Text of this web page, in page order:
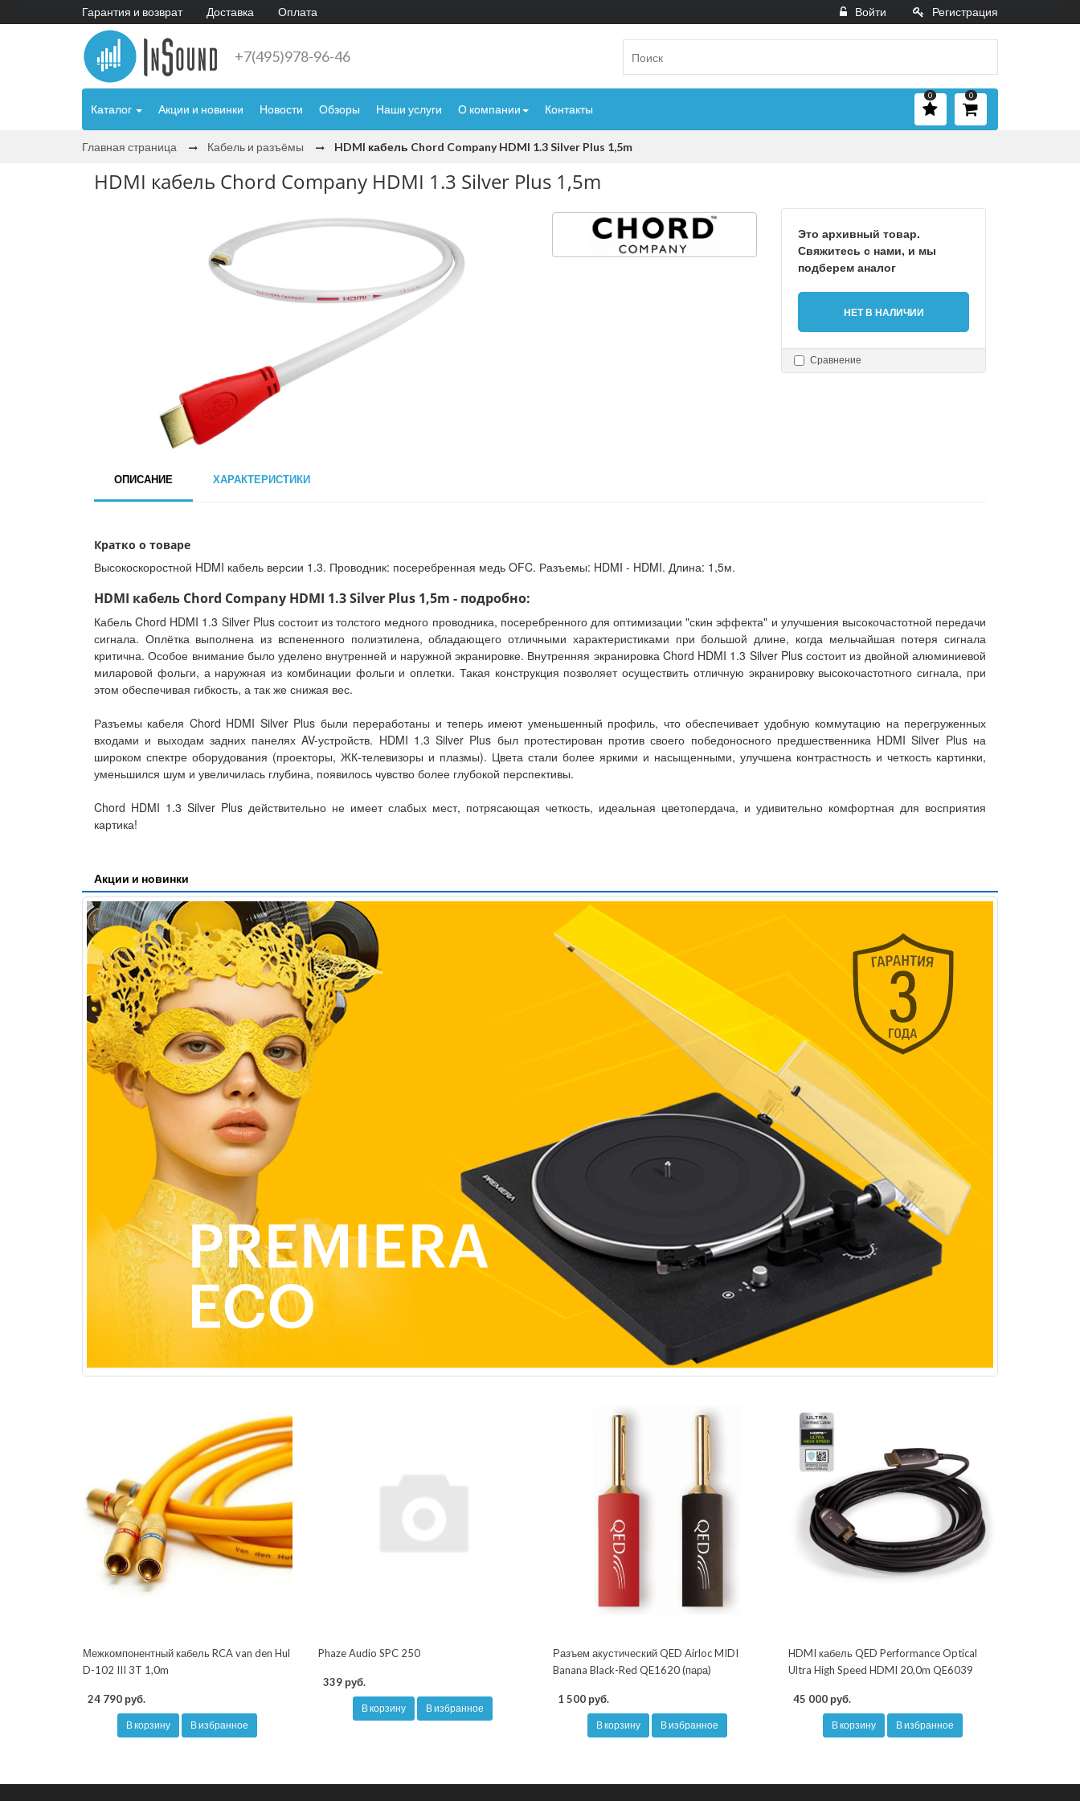
Гарантия и возврат Доставка Оплата Войти Регистрация
+7(495)978-96-46
Каталог Акции и новинки Новости Обзоры Наши услуги О компании Контакты
0
0
Главная страница Кабель и разъёмы HDMI кабель Chord Company HDMI 1.3 Silver Plus 1,5m
HDMI кабель Chord Company HDMI 1.3 Silver Plus 1,5m
Это архивный товар.
Свяжитесь с нами, и мы
подберем аналог
НЕТ В НАЛИЧИИ
Сравнение
ОПИСАНИЕ ХАРАКТЕРИСТИКИ
Кратко о товаре
Высокоскоростной HDMI кабель версии 1.3. Проводник: посеребренная медь OFC. Разъемы: HDMI - HDMI. Длина: 1,5м.
HDMI кабель Chord Company HDMI 1.3 Silver Plus 1,5m - подробно:
Кабель Chord HDMI 1.3 Silver Plus состоит из толстого медного проводника, посеребренного для оптимизации "скин эффекта" и улучшения высокочастотной передачи
сигнала. Оплётка выполнена из вспененного полиэтилена, обладающего отличными характеристиками при большой длине, когда мельчайшая потеря сигнала
критична. Особое внимание было уделено внутренней и наружной экранировке. Внутренняя экранировка Chord HDMI 1.3 Silver Plus состоит из двойной алюминиевой
миларовой фольги, а наружная из комбинации фольги и оплетки. Такая конструкция позволяет осуществить отличную экранировку высокочастотного сигнала, при
этом обеспечивая гибкость, а так же снижая вес.
Разъемы кабеля Chord HDMI Silver Plus были переработаны и теперь имеют уменьшенный профиль, что обеспечивает удобную коммутацию на перегруженных
входами и выходам задних панелях AV-устройств. HDMI 1.3 Silver Plus был протестирован против своего победоносного предшественника HDMI Silver Plus на
широком спектре оборудования (проекторы, ЖК-телевизоры и плазмы). Цвета стали более яркими и насыщенными, улучшена контрастность и четкость картинки,
уменьшился шум и увеличилась глубина, появилось чувство более глубокой перспективы.
Chord HDMI 1.3 Silver Plus действительно не имеет слабых мест, потрясающая четкость, идеальная цветопердача, и удивительно комфортная для восприятия
картика!
Акции и новинки
Межкомпонентный кабель RCA van den Hul
D-102 III 3T 1,0m
24 790 руб.
В корзину В избранное
Phaze Audio SPC 250
339 руб.
В корзину В избранное
Разъем акустический QED Airloc MIDI
Banana Black-Red QE1620 (пара)
1 500 руб.
В корзину В избранное
HDMI кабель QED Performance Optical
Ultra High Speed HDMI 20,0m QE6039
45 000 руб.
В корзину В избранное